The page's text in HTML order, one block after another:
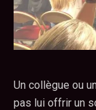
Un collègue ou
pas lui offrir un